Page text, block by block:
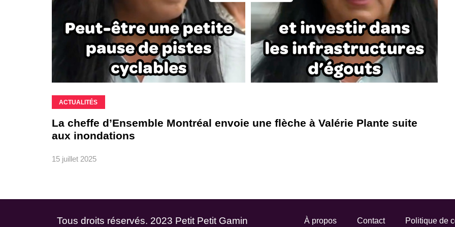
ACTUALITÉS
La cheffe d’Ensemble Montréal envoie une flèche à Valérie Plante suite
aux inondations
15 juillet 2025
Tous droits réservés. 2023 Petit Petit Gamin À propos Contact Politique de